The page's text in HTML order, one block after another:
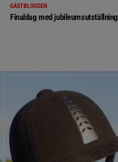
GÄSTBLOGGEN
Finaldag med jubileumsutställning